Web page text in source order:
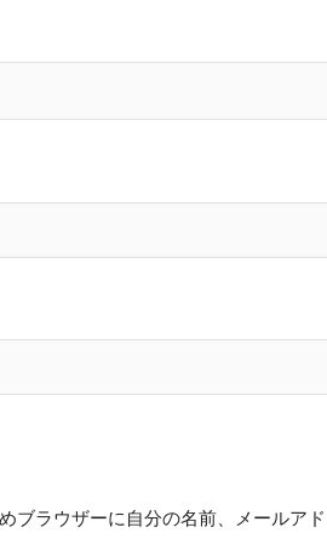
ブラウザーに自分の名前、メールアド